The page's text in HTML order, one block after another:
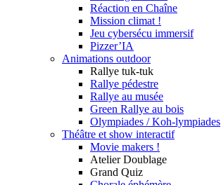
Réaction en Chaîne
Mission climat !
Jeu cybersécu immersif
Pizzer’IA
Animations outdoor
Rallye tuk-tuk
Rallye pédestre
Rallye au musée
Green Rallye au bois
Olympiades / Koh-lympiades
Théâtre et show interactif
Movie makers !
Atelier Doublage
Grand Quiz